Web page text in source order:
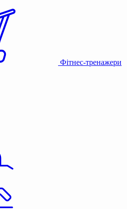
Фітнес-тренажери